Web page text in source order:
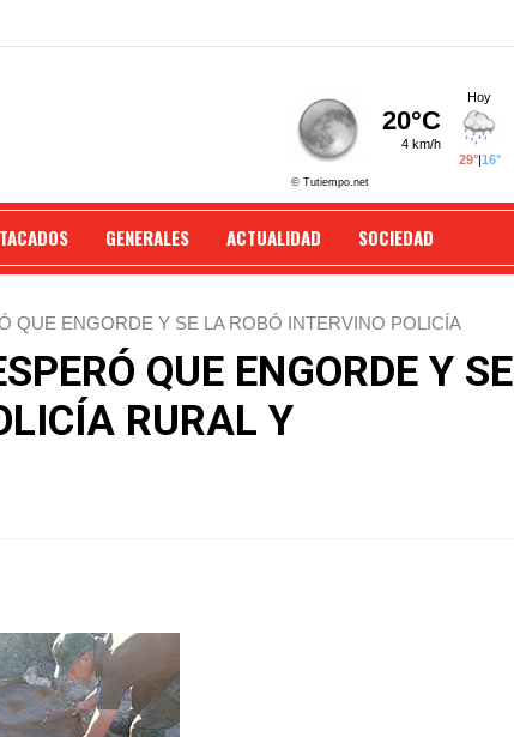
GENERALES ACTUALIDAD SOCIEDAD
QUE ENGORDE Y SE LA ROBÓ INTERVINO POLICÍA
QUE ENGORDE Y SE
RURAL Y